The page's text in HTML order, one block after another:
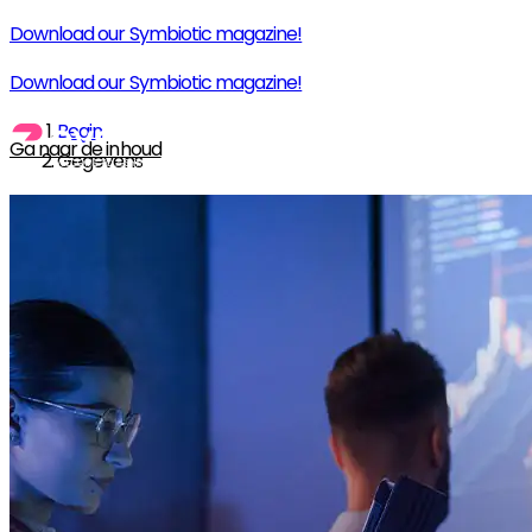
Download our Symbiotic magazine!
Download our Symbiotic magazine!
Ga naar de inhoud
Begin
Gegevens